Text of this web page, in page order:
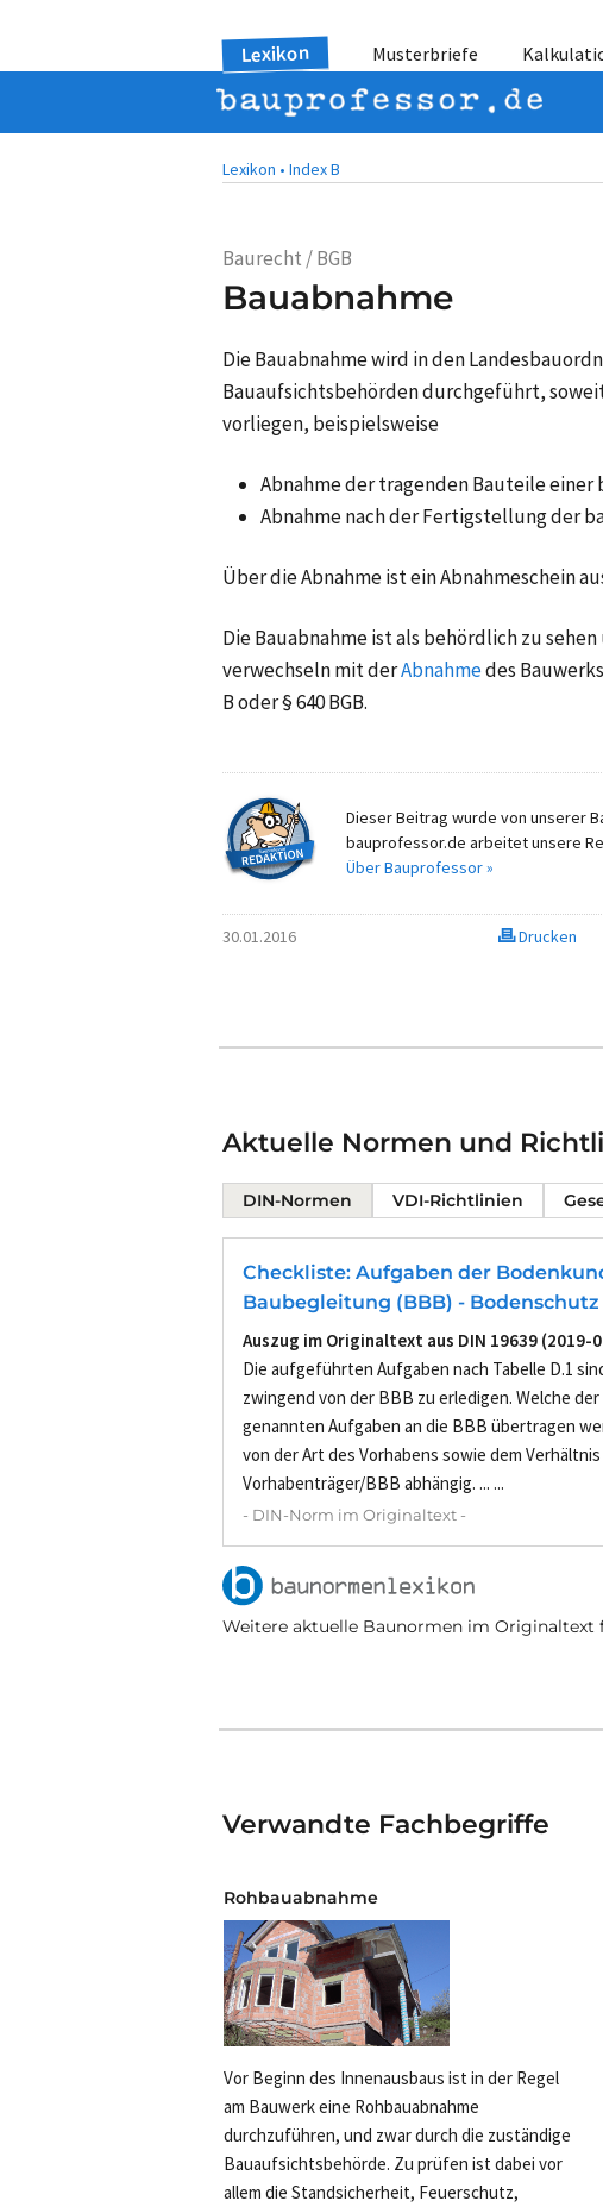
Lexikon Musterbriefe
Lexikon • Index B
Baurecht / BGB
Bauabnahme
Die Bauabnahme wird in den
Bauaufsichtsbehörden durchgeführt,
vorliegen, beispielsweise
Abnahme der tragenden Bauteile einer
Abnahme nach der Fertigstellung der
Über die Abnahme ist ein Abnahmeschein
Die Bauabnahme ist als behördlich zu
verwechseln mit derAbnahmedes
B oder § 640 BGB.
Dieser Beitrag wurde von unserer
bauprofessor.de arbeitet unsere
Über Bauprofessor »
30.01.2016 Drucken
Aktuelle Normen und
DIN-Normen VDI-Richtlinien
Checkliste: Aufgaben der
Baubegleitung (BBB) - Bodenschutz
Auszug im Originaltext aus DIN 19639 (2019-
Die aufgeführten Aufgaben nach Tabelle D.1
zwingend von der BBB zu erledigen. Welche der
genannten Aufgaben an die BBB übertragen
von der Art des Vorhabens sowie dem Verhältnis
Vorhabenträger/BBB abhängig. ... ...
- DIN-Norm im Originaltext -
Weitere aktuelle Baunormen im Originaltext
Verwandte Fachbegriffe
Rohbauabnahme
Vor Beginn des Innenausbaus ist in der Regel
am Bauwerk eine Rohbauabnahme
durchzuführen, und zwar durch die zuständige
Bauaufsichtsbehörde. Zu prüfen ist dabei vor
allem die Standsicherheit, Feuerschutz,